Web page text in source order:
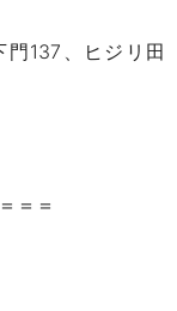
137、ヒジリ田
＝＝